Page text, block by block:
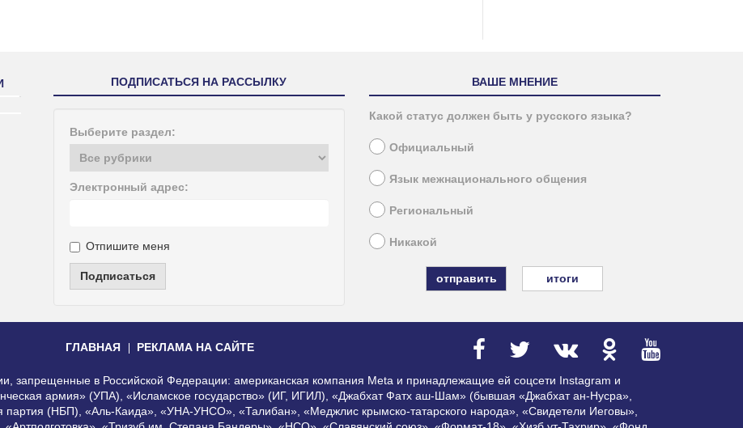
ПОДПИСАТЬСЯ НА РАССЫЛКУ
Выберите раздел:
Электронный адрес:
Отпишите меня
Подписаться
ВАШЕ МНЕНИЕ
Какой статус должен быть у русского языка?
Официальный
Язык межнационального общения
Региональный
Никакой
итоги
ГЛАВНАЯ РЕКЛАМА НА САЙТЕ
запрещенные в Российской Федерации: американская компания Meta и принадлежащие ей соцсети Instagram и
армия» (УПА), «Исламское государство» (ИГ, ИГИЛ), «Джабхат Фатх аш-Шам» (бывшая «Джабхат ан-Нусра»,
партия (НБП), «Аль-Каида», «УНА-УНСО», «Талибан», «Меджлис крымско-татарского народа», «Свидетели Иеговы»,